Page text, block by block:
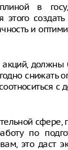
в
и
акций,
снижать
с
сфере,
по
это даст